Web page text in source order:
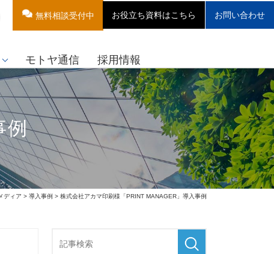
無料相談受付中 お役立ち資料はこちら お問い合わせ
モトヤ通信 採用情報
例
メディア > 導入事例 > 株式会社アカマ印刷様「PRINT MANAGER」導入事例